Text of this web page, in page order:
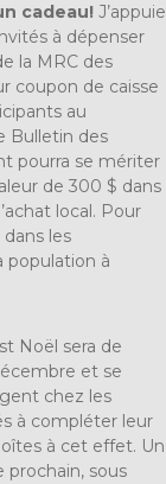
cadeau! J’appuie
à dépenser
la MRC des
coupon de caisse
au
Bulletin des
pourra se mériter
de 300 $ dans
local. Pour
les
population à
Noël sera de
et se
chez les
à compléter leur
à cet effet. Un
prochain, sous